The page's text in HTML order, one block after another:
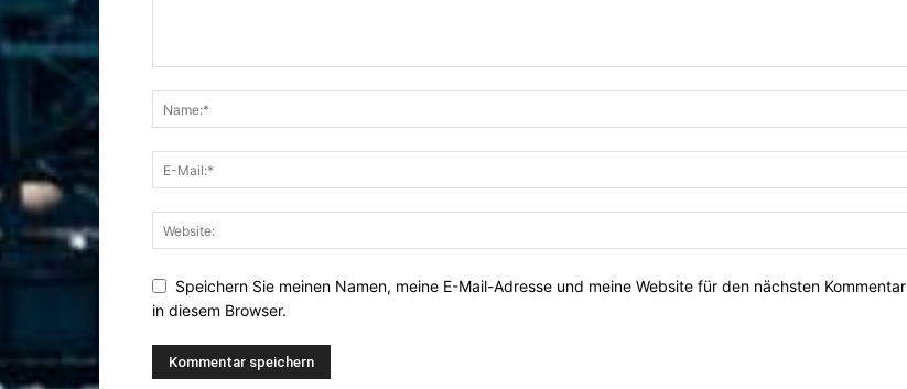
Speichern Sie meinen Namen, meine E-Mail-Adresse und meine Website für den nächsten Kommentar
in diesem Browser.